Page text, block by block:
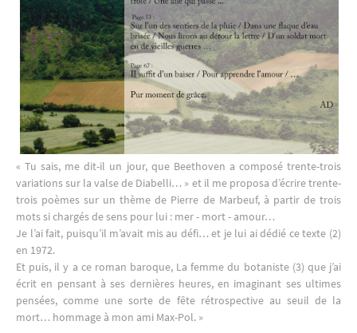
« Tu sais, me dit-il un jour, que Beethoven a composé trente-trois
variations sur la valse de Diabelli… » et il me proposa d’écrire trente-
trois poèmes sur un thème de Pierre de Marbeuf, à partir de trois
mots si chargés de sens pour lui : mer - mort - amour…
Je l’ai fait, puisqu’il m’avait mis au défi… et je lui ai dédié ce texte (2)
en 1972.
Et puis, il y a ce roman baroque, La femme du botaniste (3) que j’ai
écrit en pensant à ses dernières heures, en imaginant ses ultimes
pensées, comme une sorte de fête rétrospective au seuil de la
mort… hommage à mon ami Max-Pol. »